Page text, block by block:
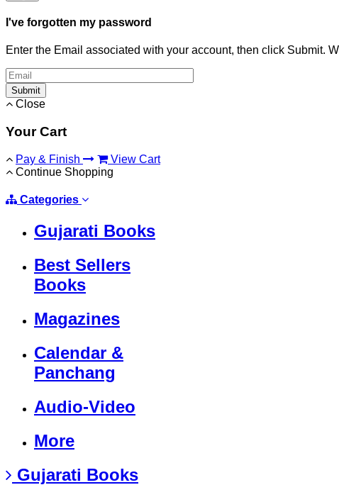
I've forgotten my password
Enter the Email associated with your account, then click Submit.
Submit
Close
Your Cart
Pay & Finish
View Cart
Continue Shopping
Categories
Gujarati Books
Best Sellers
Books
Magazines
Calendar &
Panchang
Audio-Video
More
Gujarati Books